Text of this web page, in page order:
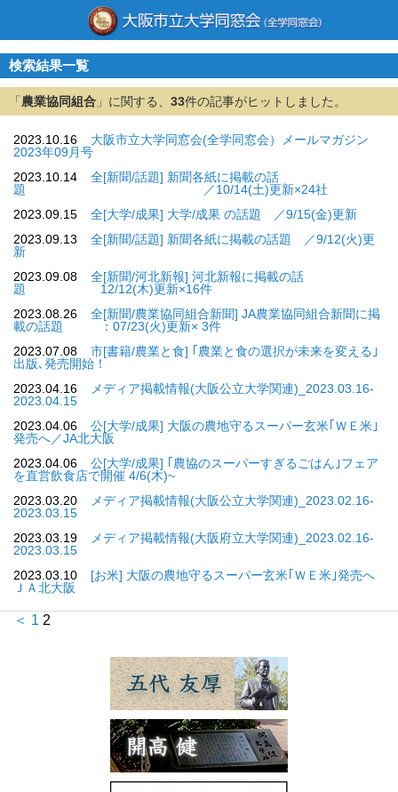
検索結果一覧
「 農業協同組合 」に関する、 33件の記事がヒットしました。
2023.10.16
大阪市立大学同窓会(全学同窓会）メールマガジン
2023年09月号
2023.10.14
全[新聞/話題] 新聞各紙に掲載の話
題 ／10/14(土)更新×24社
2023.09.15
全[大学/成果] 大学/成果 の話題 ／9/15(金)更新
2023.09.13
全[新聞/話題] 新聞各紙に掲載の話題 ／9/12(火)更
新
2023.09.08
全[新聞/河北新報] 河北新報に掲載の話
題 12/12(木)更新×16件
2023.08.26
全[新聞/農業協同組合新聞] JA農業協同組合新聞に掲
載の話題 ：07/23(火)更新× 3件
2023.07.08
市[書籍/農業と食] ｢農業と食の選択が未来を変える｣
出版､発売開始！
2023.04.16
メディア掲載情報(大阪公立大学関連)_2023.03.16-
2023.04.15
2023.04.06
公[大学/成果] 大阪の農地守るスーパー玄米｢ＷＥ米｣
発売へ／JA北大阪
2023.04.06
公[大学/成果] ｢農協のスーパーすぎるごはん｣フェア
を直営飲食店で開催 4/6(木)~
2023.03.20
メディア掲載情報(大阪公立大学関連)_2023.02.16-
2023.03.15
2023.03.19
メディア掲載情報(大阪府立大学関連)_2023.02.16-
2023.03.15
2023.03.10
[お米] 大阪の農地守るスーパー玄米｢ＷＥ米｣発売へ
ＪＡ北大阪
＜ 1 2